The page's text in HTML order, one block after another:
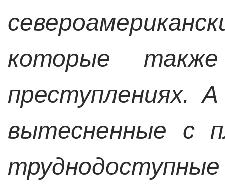
которые
преступлениях.
вытесненные с